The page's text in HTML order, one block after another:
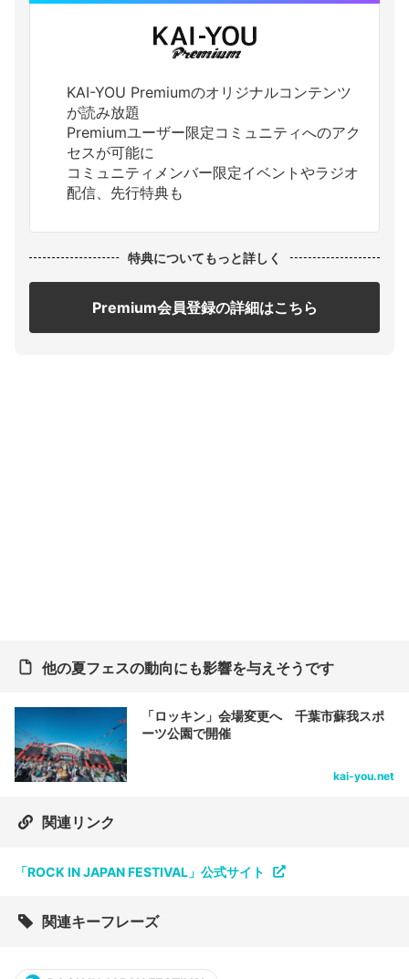
KAI-YOU Premiumのオリジナルコンテンツ
が読み放題
Premiumユーザー限定コミュニティへのアク
セスが可能に
コミュニティメンバー限定イベントやラジオ
配信、先行特典も
特典についてもっと詳しく
Premium会員登録の詳細はこちら
他の夏フェスの動向にも影響を与えそうです
「ロッキン」会場変更へ 千葉市蘇我スポ
ーツ公園で開催
kai-you.net
関連リンク
「ROCK IN JAPAN FESTIVAL」公式サイト
関連キーフレーズ